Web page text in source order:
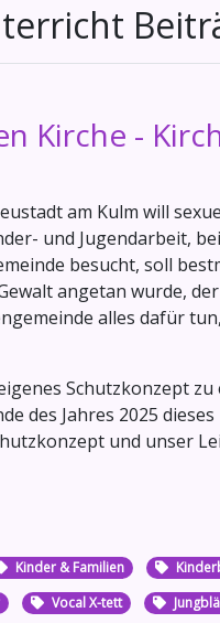
Kirche -
am Kulm will
und Jugendarbeit,
besucht, soll
angetan wurde,
alles dafür
Schutzkonzept zu
des Jahres 2025 dieses
und unser
Kinder & Familien
Vocal X-tett